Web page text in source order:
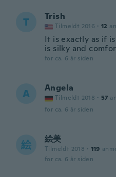
T Trish
Tilmeldt 2016 · 12
It is exactly as if
is silky and
for ca. 6 år siden
A Angela
Tilmeldt 2018 · 57
for ca. 6 år siden
絵 絵美
Tilmeldt 2018 · 119
for ca. 6 år siden